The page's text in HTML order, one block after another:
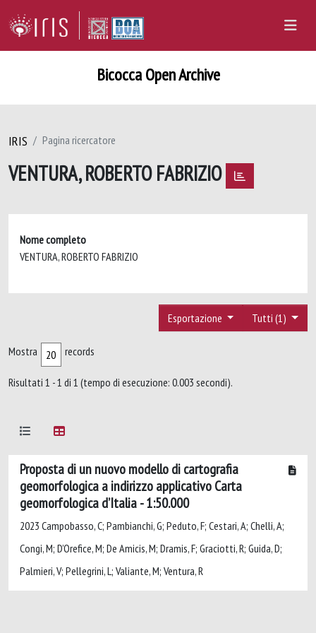
Bicocca Open Archive
IRIS Pagina ricercatore
VENTURA, ROBERTO FABRIZIO
Nome completo
VENTURA, ROBERTO FABRIZIO
Tutti (1)
Esportazione
Mostra records
Risultati 1 - 1 di 1 (tempo di esecuzione: 0.003 secondi).
Proposta di un nuovo modello di cartografia
geomorfologica a indirizzo applicativo Carta
geomorfologica d’Italia - 1:50.000
2023 Campobasso, C; Pambianchi, G; Peduto, F; Cestari, A; Chelli, A;
Congi, M; D’Orefice, M; De Amicis, M; Dramis, F; Graciotti, R; Guida, D;
Palmieri, V; Pellegrini, L; Valiante, M; Ventura, R